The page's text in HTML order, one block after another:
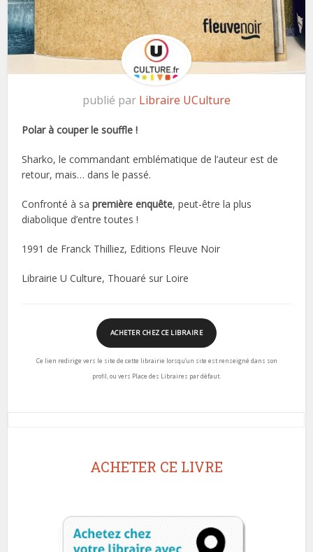
publié par Libraire UCulture
Polar à couper le souffle !
Sharko, le commandant emblématique de l’auteur est de
retour, mais… dans le passé.
Confronté à sapremière enquête, peut-être la plus
diabolique d’entre toutes !
1991 de Franck Thilliez, Editions Fleuve Noir
Librairie U Culture, Thouaré sur Loire
ACHETER CHEZ CE LIBRAIRE
Ce lien redirige vers le site de cette librairie lorsqu’un site est renseigné dans son
profil, ou vers Place des Libraires par défaut.
ACHETER CE LIVRE